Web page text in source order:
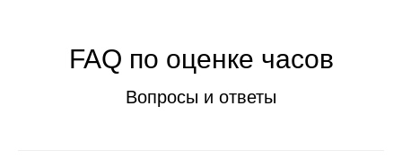
FAQ по оценке часов
Вопросы и ответы